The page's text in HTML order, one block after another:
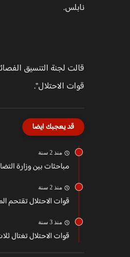
نابلس.
قالت لجنة التنسيق
قوات الاحتلال".
قد يعجبك ايضا
منذ 2 سنة
مباحثات بين وزارة
منذ 2 سنة
قوات الاحتلال تقتحم
منذ 3 سنة
قوات الاحتلال تغتال